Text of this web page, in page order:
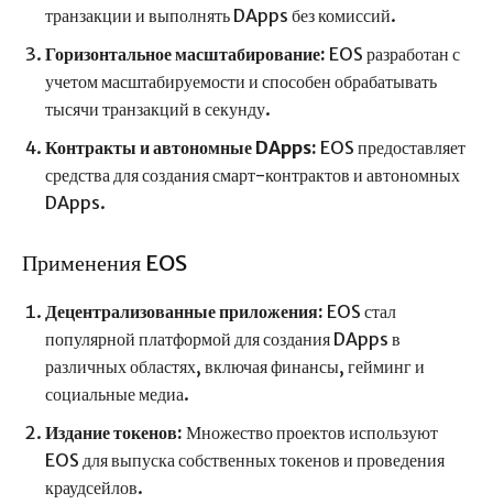
транзакции и выполнять DApps без комиссий.
Горизонтальное масштабирование: EOS разработан с
учетом масштабируемости и способен обрабатывать
тысячи транзакций в секунду.
Контракты и автономные DApps: EOS предоставляет
средства для создания смарт-контрактов и автономных
DApps.
Применения EOS
Децентрализованные приложения: EOS стал
популярной платформой для создания DApps в
различных областях, включая финансы, гейминг и
социальные медиа.
Издание токенов: Множество проектов используют
EOS для выпуска собственных токенов и проведения
краудсейлов.